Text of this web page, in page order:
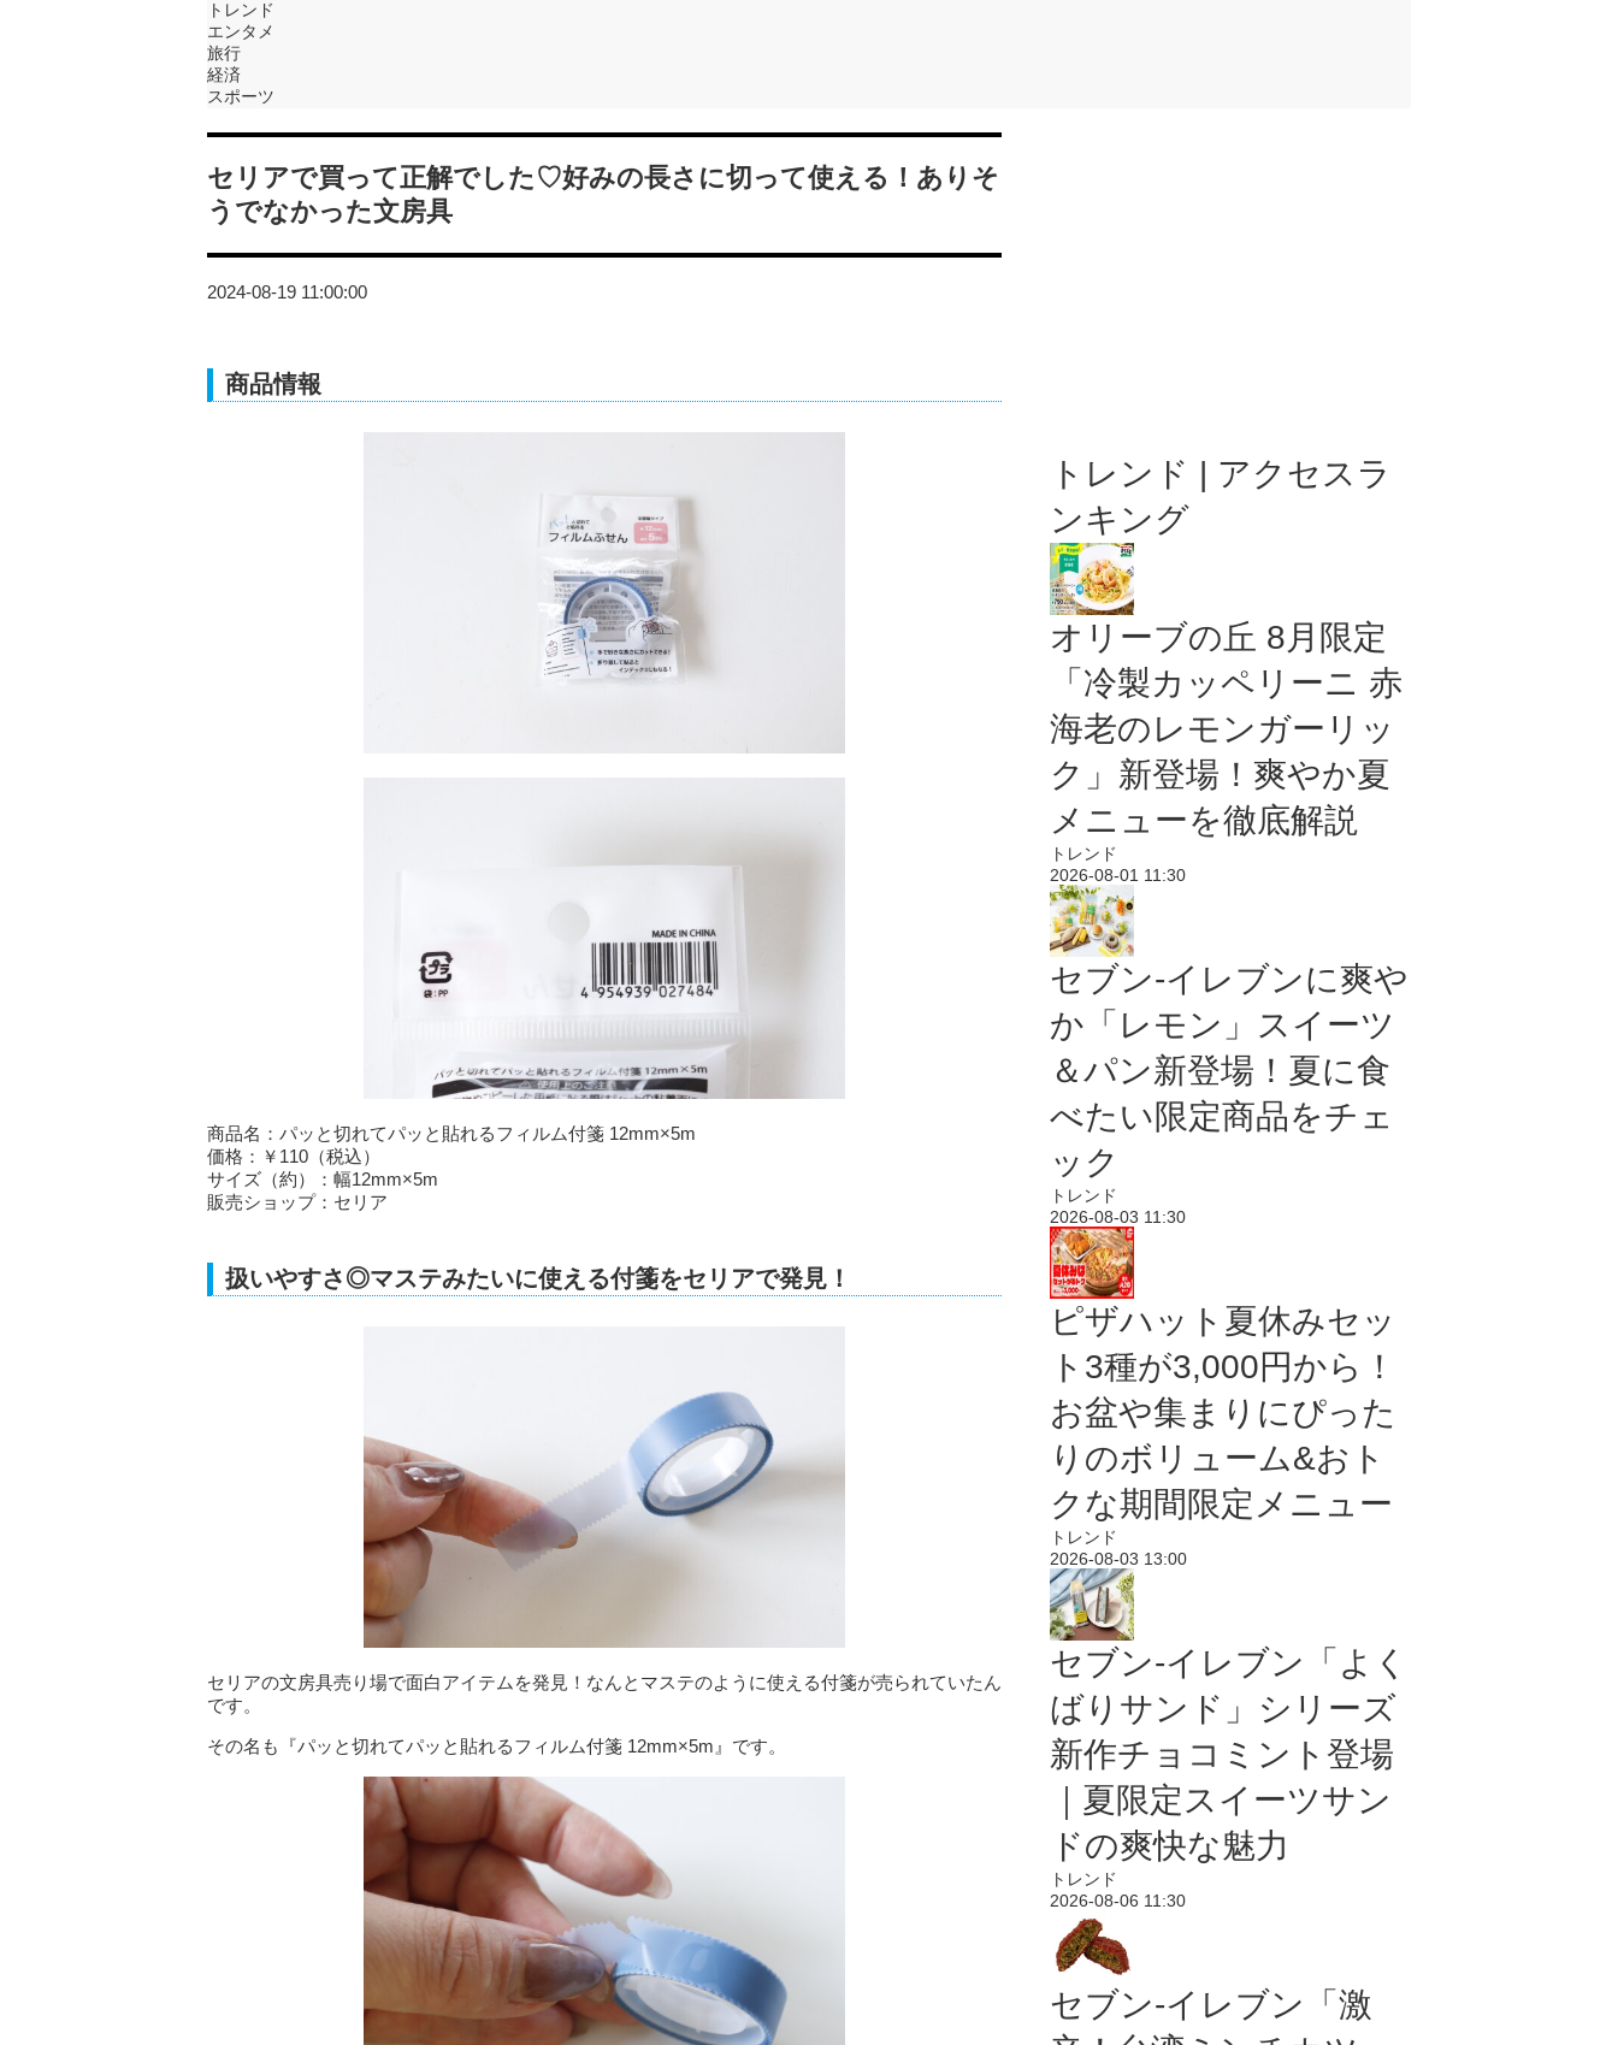
トレンド
エンタメ
旅行
経済
スポーツ
セリアで買って正解でした♡好みの長さに切って使える！ありそ
うでなかった文房具
2024-08-19 11:00:00
商品情報
商品名：パッと切れてパッと貼れるフィルム付箋 12mm×5m
価格：￥110（税込）
サイズ（約）：幅12mm×5m
販売ショップ：セリア
扱いやすさ◎マステみたいに使える付箋をセリアで発見！
セリアの文房具売り場で面白アイテムを発見！なんとマステのように使える付箋が売られていたん
です。
その名も『パッと切れてパッと貼れるフィルム付箋 12mm×5m』です。
トレンド | アクセスラ
ンキング
オリーブの丘 8月限定
「冷製カッペリーニ 赤
海老のレモンガーリッ
ク」新登場！爽やか夏
メニューを徹底解説
トレンド
2026-08-01 11:30
セブン‐イレブンに爽や
か「レモン」スイーツ
＆パン新登場！夏に食
べたい限定商品をチェ
ック
トレンド
2026-08-03 11:30
ピザハット夏休みセッ
ト3種が3,000円から！
お盆や集まりにぴった
りのボリューム&おト
クな期間限定メニュー
トレンド
2026-08-03 13:00
セブン‐イレブン「よく
ばりサンド」シリーズ
新作チョコミント登場
｜夏限定スイーツサン
ドの爽快な魅力
トレンド
2026-08-06 11:30
セブン-イレブン「激